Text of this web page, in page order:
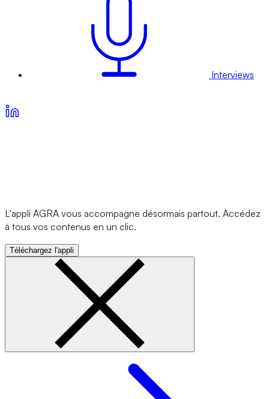
Interviews
L'appli AGRA vous accompagne désormais partout. Accédez
à tous vos contenus en un clic.
Téléchargez l'appli